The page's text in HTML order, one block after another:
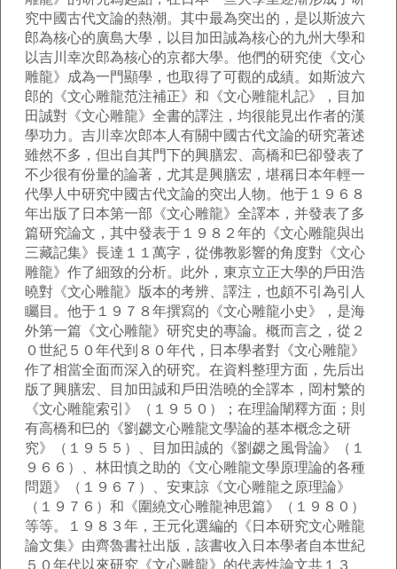
究中國古代文論的熱潮。其中最為突出的，是以斯波六
郎為核心的廣島大學，以目加田誠為核心的九州大學和
以吉川幸次郎為核心的京都大學。他們的研究使《文心
雕龍》成為一門顯學，也取得了可觀的成績。如斯波六
郎的《文心雕龍范注補正》和《文心雕龍札記》，目加
田誠對《文心雕龍》全書的譯注，均很能見出作者的漢
學功力。吉川幸次郎本人有關中國古代文論的研究著述
雖然不多，但出自其門下的興膳宏、高橋和巳卻發表了
不少很有份量的論著，尤其是興膳宏，堪稱日本年輕一
代學人中研究中國古代文論的突出人物。他于１９６８
年出版了日本第一部《文心雕龍》全譯本，并發表了多
篇研究論文，其中發表于１９８２年的《文心雕龍與出
三藏記集》長達１１萬字，從佛教影響的角度對《文心
雕龍》作了細致的分析。此外，東京立正大學的戶田浩
曉對《文心雕龍》版本的考辨、譯注，也頗不引為引人
矚目。他于１９７８年撰寫的《文心雕龍小史》，是海
外第一篇《文心雕龍》研究史的專論。概而言之，從２
０世紀５０年代到８０年代，日本學者對《文心雕龍》
作了相當全面而深入的研究。在資料整理方面，先后出
版了興膳宏、目加田誠和戶田浩曉的全譯本，岡村繁的
《文心雕龍索引》（１９５０）；在理論闡釋方面；則
有高橋和巳的《劉勰文心雕龍文學論的基本概念之研
究》（１９５５）、目加田誠的《劉勰之風骨論》（１
９６６）、林田慎之助的《文心雕龍文學原理論的各種
問題》（１９６７）、安東諒《文心雕龍之原理論》
（１９７６）和《圍繞文心雕龍神思篇》（１９８０）
等等。１９８３年，王元化選編的《日本研究文心雕龍
論文集》由齊魯書社出版，該書收入日本學者自本世紀
５０年代以來研究《文心雕龍》的代表性論文共１３